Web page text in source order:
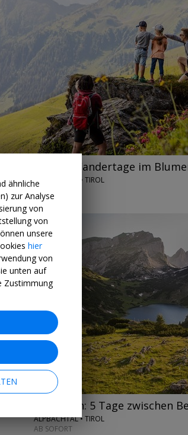
Tirol: 4 Wandertage im
ALPBACHTAL • TIROL
AB SOFORT
Kramsach: 5 Tage zwischen
ALPBACHTAL • TIROL
AB SOFORT
ähnliche
zur Analyse
von
von
unsere
hier
von
unten auf
Zustimmung